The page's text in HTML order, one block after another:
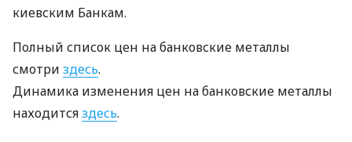
киевским Банкам.
Полный список цен на банковские металлы
смотри здесь.
Динамика изменения цен на банковские металлы
находитсяздесь.